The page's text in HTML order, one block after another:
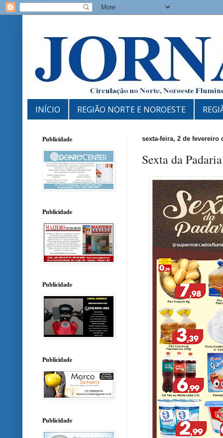
INÍCIO REGIÃO NORTE E NOROESTE
sexta-feira, 2 de fevereiro
Sexta da
Publicidade
Publicidade
Publicidade
Publicidade
Publicidade